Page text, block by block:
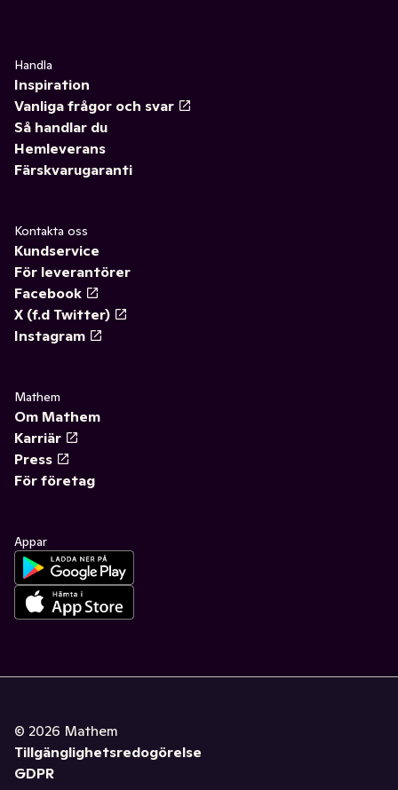
Handla
Inspiration
Vanliga frågor och svar
Så handlar du
Hemleverans
Färskvarugaranti
Kontakta oss
Kundservice
För leverantörer
Facebook
X (f.d Twitter)
Instagram
Mathem
Om Mathem
Karriär
Press
För företag
Appar
© 2026 Mathem
Tillgänglighetsredogörelse
GDPR